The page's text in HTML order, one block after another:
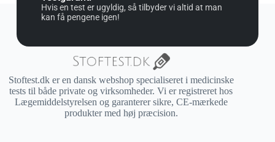
Hvis en test er ugyldig, så tilbyder vi altid at man
kan få pengene igen!
Stoftest.dk er en dansk webshop specialiseret i medicinske
tests til både private og virksomheder. Vi er registreret hos
Lægemiddelstyrelsen og garanterer sikre, CE-mærkede
produkter med høj præcision.